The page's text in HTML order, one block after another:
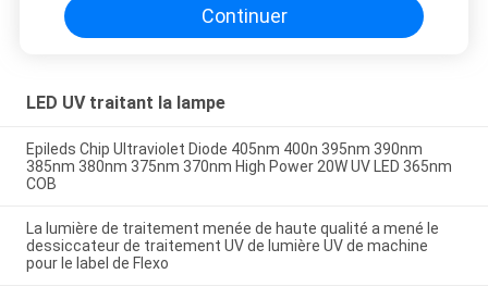
Continuer
LED UV traitant la lampe
Epileds Chip Ultraviolet Diode 405nm 400n 395nm 390nm
385nm 380nm 375nm 370nm High Power 20W UV LED 365nm
COB
La lumière de traitement menée de haute qualité a mené le
dessiccateur de traitement UV de lumière UV de machine
pour le label de Flexo